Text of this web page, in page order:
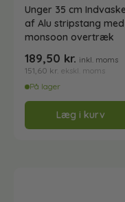
Tilbehør til
Unger 35 cm
af Alu stripstang med
monsoon overtræk
189,50 kr. inkl. moms
151,60 kr. ekskl. moms
På lager
Læg i kurv